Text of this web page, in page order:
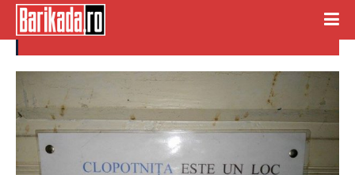
culmea cutremurului